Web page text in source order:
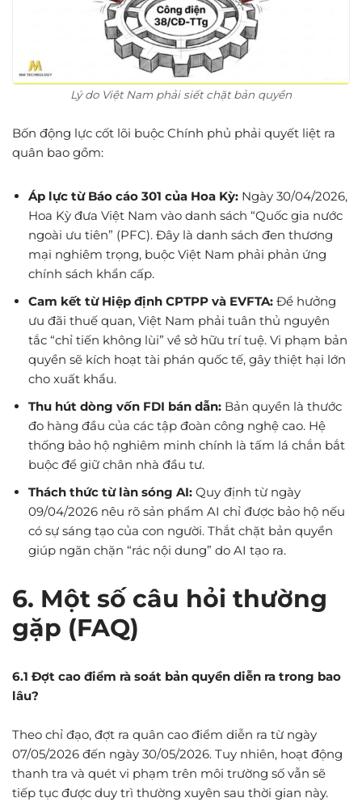
Lý do Việt Nam phải siết chặt bản quyền
Bốn động lực cốt lõi buộc Chính phủ phải quyết liệt ra
quân bao gồm:
Áp lực từ Báo cáo 301 của Hoa Kỳ: Ngày 30/04/2026,
Hoa Kỳ đưa Việt Nam vào danh sách “Quốc gia nước
ngoài ưu tiên” (PFC). Đây là danh sách đen thương
mại nghiêm trọng, buộc Việt Nam phải phản ứng
chính sách khẩn cấp.
Cam kết từ Hiệp định CPTPP và EVFTA: Để hưởng
ưu đãi thuế quan, Việt Nam phải tuân thủ nguyên
tắc “chỉ tiến không lùi” về sở hữu trí tuệ. Vi phạm bản
quyền sẽ kích hoạt tài phán quốc tế, gây thiệt hại lớn
cho xuất khẩu.
Thu hút dòng vốn FDI bán dẫn: Bản quyền là thước
đo hàng đầu của các tập đoàn công nghệ cao. Hệ
thống bảo hộ nghiêm minh chính là tấm lá chắn bắt
buộc để giữ chân nhà đầu tư.
Thách thức từ làn sóng AI: Quy định từ ngày
09/04/2026 nêu rõ sản phẩm AI chỉ được bảo hộ nếu
có sự sáng tạo của con người. Thắt chặt bản quyền
giúp ngăn chặn “rác nội dung” do AI tạo ra.
6. Một số câu hỏi thường
gặp (FAQ)
6.1 Đợt cao điểm rà soát bản quyền diễn ra trong bao
lâu?
Theo chỉ đạo, đợt ra quân cao điểm diễn ra từ ngày
07/05/2026 đến ngày 30/05/2026. Tuy nhiên, hoạt động
thanh tra và quét vi phạm trên môi trường số vẫn sẽ
tiếp tục được duy trì thường xuyên sau thời gian này.